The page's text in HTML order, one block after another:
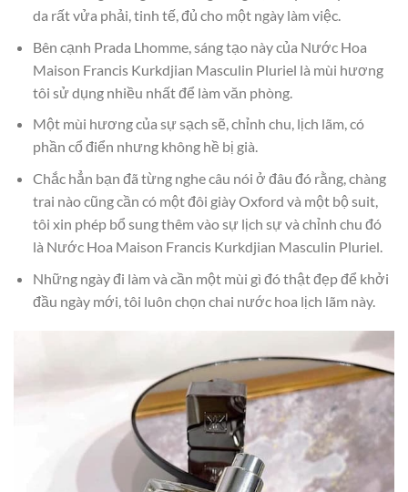
da rất vửa phải, tinh tế, đủ cho một ngày làm việc.
Bên cạnh Prada Lhomme, sáng tạo này của Nước Hoa
Maison Francis Kurkdjian Masculin Pluriel là mùi hương
tôi sử dụng nhiều nhất để làm văn phòng.
Một mùi hương của sự sạch sẽ, chỉnh chu, lịch lãm, có
phần cổ điển nhưng không hề bị già.
Chắc hẳn bạn đã từng nghe câu nói ở đâu đó rằng, chàng
trai nào cũng cần có một đôi giày Oxford và một bộ suit,
tôi xin phép bổ sung thêm vào sự lịch sự và chỉnh chu đó
là Nước Hoa Maison Francis Kurkdjian Masculin Pluriel.
Những ngày đi làm và cần một mùi gì đó thật đẹp để khởi
đầu ngày mới, tôi luôn chọn chai nước hoa lịch lãm này.